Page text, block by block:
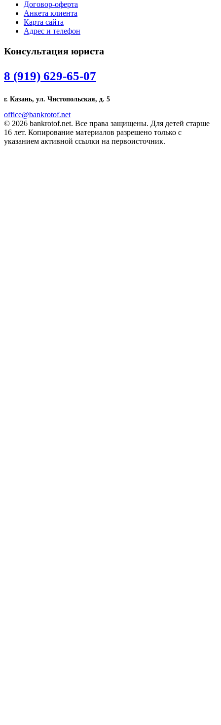
Договор-оферта
Анкета клиента
Карта сайта
Адрес и телефон
Консультация юриста
8 (919) 629-65-07
г. Казань, ул. Чистопольская, д. 5
office@bankrotof.net
© 2026 bankrotof.net. Все права защищены. Для детей старше
16 лет. Копирование материалов разрешено только с
указанием активной ссылки на первоисточник.